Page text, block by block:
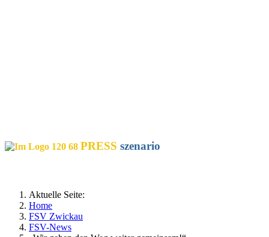
PRESS szenario
Aktuelle Seite:
Home
FSV Zwickau
FSV-News